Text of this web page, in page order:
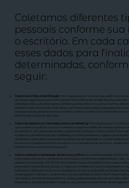
Coletamos diferentes
pessoais conforme
o escritório. Em cada
esses dados para
determinadas,
seguir:
Dados de contato e identificação: Informações como nome, e-mail, telefone
(empresa, cargo) que você nos fornece em formulários de contato do site, via e-
para responder suas solicitações, contatar você de volta e nos comunicarmos de
esclarecimento de dúvidas. Além disso, utilizamos esses dados para gerenciar
você representa), especialmente se você for cliente ou potencial cliente, bem
de honorários quando aplicável.
Dados de cadastro em newsletter, eventos e marketing: Informações como nome, e-
que coletamos quando você se inscreve em nossa newsletter, em eventos
do escritório. Utilizamos esses dados para enviar conteúdo institucional e
e materiais sobre temas do seu interesse), convidar para eventos e gerenciar sua
lembretes e certificados) e para realizar pesquisas de satisfação ou colher
enviar comunicações sobre novos serviços ou campanhas do escritório, sempre de
mediante o seu consentimento prévio.
Dados necessários à prestação de serviços jurídicos:
Durante a prestação de
dados pessoais seus ou de terceiros envolvidos, conforme a necessidade do caso.
estado civil, profissão, CPF/CNPJ, RG, endereço, nacionalidade) e outros dados
esses dados para elaborar, revisar ou negociar contratos em que você seja parte ou
judiciais ou arbitrais nos quais você esteja envolvido; ou para realizar diligências
investigações internas ou auditorias jurídicas, verificações de conformidade e
são tratados estritamente para permitir a adequada prestação dos serviços
empresarial, compliance, administrativo, etc.), e para o cumprimento de obrigações